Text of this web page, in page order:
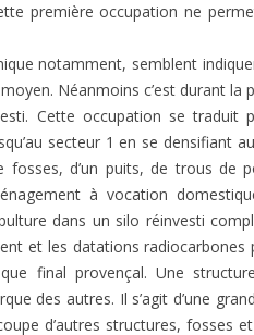
première occupation ne
notamment, semblent
Néanmoins c’est durant la
Cette occupation se traduit
secteur 1 en se densifiant
fosses, d’un puits, de trous de
à vocation
dans un silo réinvesti
et les datations radiocarbones
final provençal. Une
des autres. Il s’agit d’une
d’autres structures, fosses